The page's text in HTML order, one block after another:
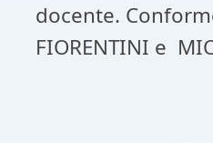
docente.
FIORENTINI e